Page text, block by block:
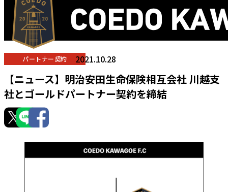
パートナー契約 2021.10.28
【ニュース】明治安田生命保険相互会社 川越支
社とゴールドパートナー契約を締結